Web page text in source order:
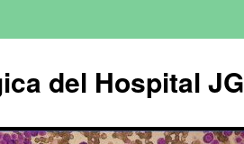
del Hospital JG